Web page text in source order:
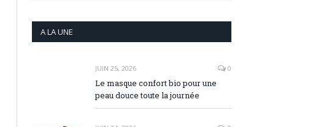
A LA UNE
JUIN 25, 2026 0
Le masque confort bio pour une
peau douce toute la journée